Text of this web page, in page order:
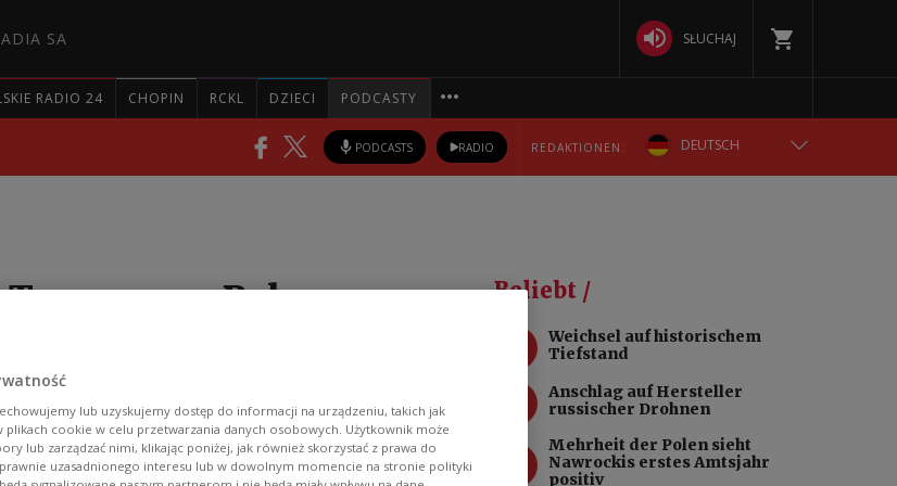
SA SŁUCHAJ
RADIO 24 CHOPIN RCKL DZIECI PODCASTY
PODCASTS RADIO REDAKTIONEN: DEUTSCH
УКРАЇНСЬКА
an Polens
chinesischer und weißrussischer Truppen
zu Polen sind nicht gegen irgendein Land
ein Sprecher des chinesischen
Beliebt /
Weichsel auf historischem
Tiefstand
Anschlag auf Hersteller
russischer Drohnen
Mehrheit der Polen sieht
Nawrockis erstes Amtsjahr
positiv
lub uzyskujemy dostęp do informacji na urządzeniu, takich jak
cookie w celu przetwarzania danych osobowych. Użytkownik może
lub zarządzać nimi, klikając poniżej, jak również skorzystać z prawa do
uzasadnionego interesu lub w dowolnym momencie na stronie polityki